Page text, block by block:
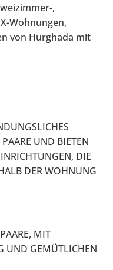
,
Wohnungen,
von Hurghada mit
UND BIETEN
DIE
DER WOHNUNG
MIT
UND GEMÜTLICHEN